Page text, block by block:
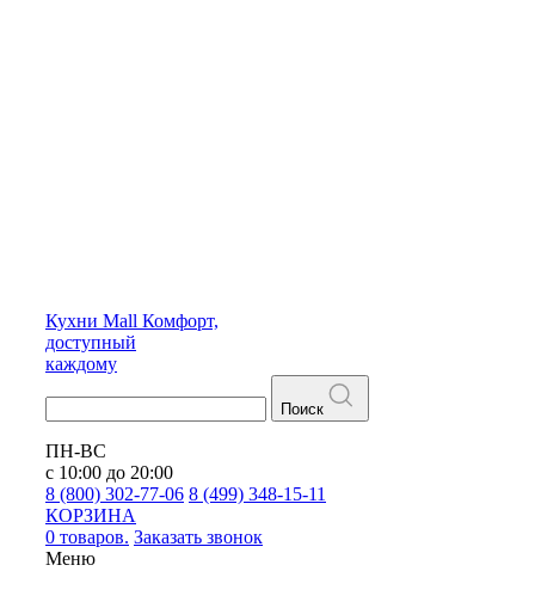
Кухни Mall Комфорт,
доступный
каждому
Поиск
ПН-ВС
с 10:00 до 20:00
8 (800) 302-77-06 8 (499) 348-15-11
КОРЗИНА
0 товаров. Заказать звонок
Меню